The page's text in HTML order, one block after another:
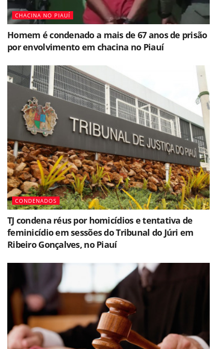
CHACINA NO PIAUÍ
Homem é condenado a mais de 67 anos de prisão
por envolvimento em chacina no Piauí
CONDENADOS
TJ condena réus por homicídios e tentativa de
feminicídio em sessões do Tribunal do Júri em
Ribeiro Gonçalves, no Piauí